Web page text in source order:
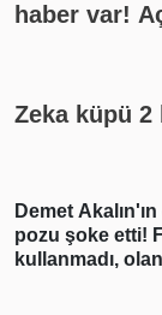
haber var!
Zeka küpü
Demet
pozu şoke etti!
kullanmadı,